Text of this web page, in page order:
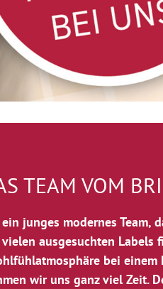
TEAM VOM
junges modernes Team,
ausgesuchten
bei einem
wir uns ganz viel Zeit.